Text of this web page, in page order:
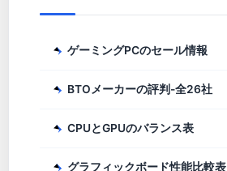
ゲーミングPCのセール情報
BTOメーカーの評判-全26社
CPUとGPUのバランス表
グラフィックボード性能比較表